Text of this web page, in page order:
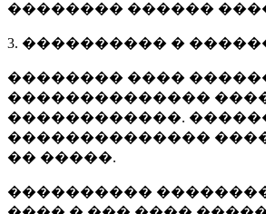
�������� ������
3. ���������� �
�������� ����
��������������
������������.
��������������
�� �����.
����������